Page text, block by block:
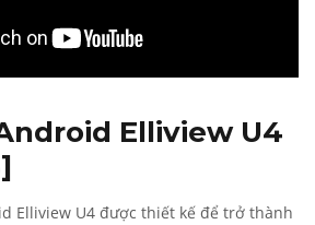
Elliview U4
Elliview U4 được thiết kế để trở thành